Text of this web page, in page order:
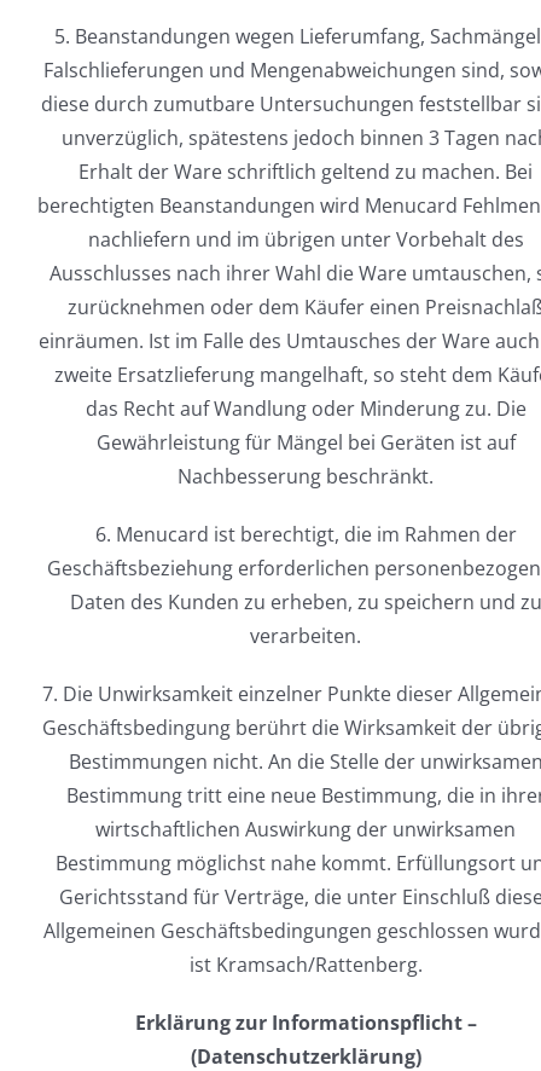
5. Beanstandungen wegen Lieferumfang,
Falschlieferungen und Mengenabweichungen sind,
diese durch zumutbare Untersuchungen feststellbar
unverzüglich, spätestens jedoch binnen 3 Tagen
Erhalt der Ware schriftlich geltend zu machen. Bei
berechtigten Beanstandungen wird Menucard
nachliefern und im übrigen unter Vorbehalt des
Ausschlusses nach ihrer Wahl die Ware umtauschen,
zurücknehmen oder dem Käufer einen
einräumen. Ist im Falle des Umtausches der Ware
zweite Ersatzlieferung mangelhaft, so steht dem
das Recht auf Wandlung oder Minderung zu. Die
Gewährleistung für Mängel bei Geräten ist auf
Nachbesserung beschränkt.
6. Menucard ist berechtigt, die im Rahmen der
Geschäftsbeziehung erforderlichen
Daten des Kunden zu erheben, zu speichern und zu
verarbeiten.
7. Die Unwirksamkeit einzelner Punkte dieser
Geschäftsbedingung berührt die Wirksamkeit der
Bestimmungen nicht. An die Stelle der
Bestimmung tritt eine neue Bestimmung, die in
wirtschaftlichen Auswirkung der unwirksamen
Bestimmung möglichst nahe kommt. Erfüllungsort
Gerichtsstand für Verträge, die unter Einschluß
Allgemeinen Geschäftsbedingungen geschlossen
ist Kramsach/Rattenberg.
Erklärung zur Informationspflicht –
(Datenschutzerklärung)